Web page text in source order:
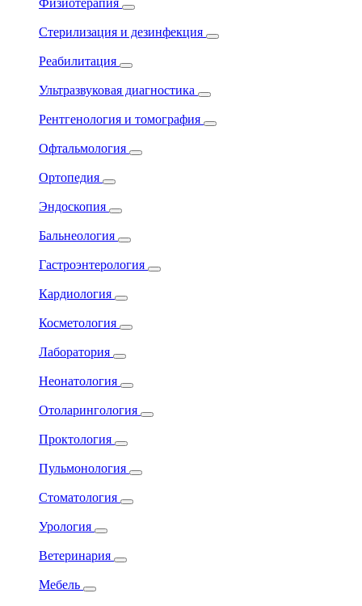
Физиотерапия
Стерилизация и дезинфекция
Реабилитация
Ультразвуковая диагностика
Рентгенология и томография
Офтальмология
Ортопедия
Эндоскопия
Бальнеология
Гастроэнтерология
Кардиология
Косметология
Лаборатория
Неонатология
Отоларингология
Проктология
Пульмонология
Стоматология
Урология
Ветеринария
Мебель